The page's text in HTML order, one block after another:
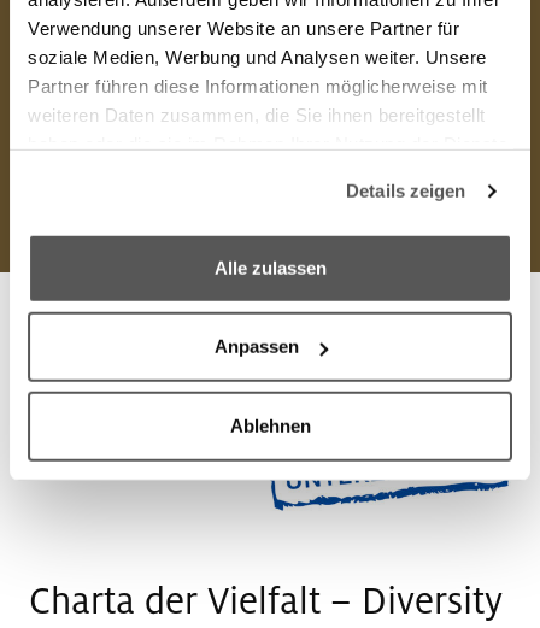
Verwendung unserer Website an unsere Partner für
soziale Medien, Werbung und Analysen weiter. Unsere
Partner führen diese Informationen möglicherweise mit
weiteren Daten zusammen, die Sie ihnen bereitgestellt
We work with6 third partieswho may receive and
process your information.
Details zeigen
Alle zulassen
Anpassen
Ablehnen
Sozialpaket. Selbstverständlich bilden wir auch in vielen
Berufen aus.
Charta der Vielfalt – Diversity